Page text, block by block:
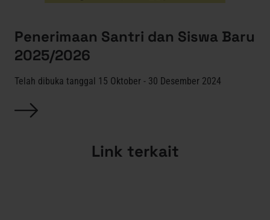
Penerimaan Santri dan Siswa Baru
2025/2026
Telah dibuka tanggal 15 Oktober - 30 Desember 2024
Link terkait